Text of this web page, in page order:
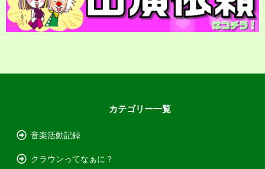
カテゴリー一覧
音楽活動記録
クラウンってなぁに？